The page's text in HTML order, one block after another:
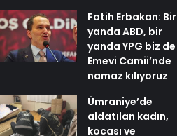
Fatih Erbakan: Bir
yanda ABD, bir
yanda YPG biz de
Emevi Camii’nde
namaz kılıyoruz
Ümraniye’de
aldatılan kadın,
kocası ve